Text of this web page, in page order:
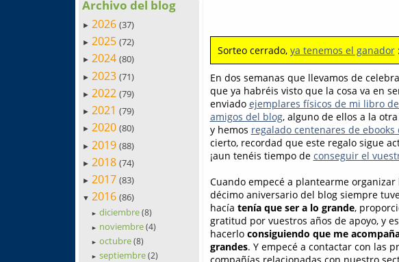
Archivo del blog
► 2026 (37)
► 2025 (72)
► 2024 (80)
► 2023 (71)
► 2022 (79)
► 2021 (79)
► 2020 (80)
► 2019 (88)
► 2018 (74)
► 2017 (83)
▼ 2016 (86)
► diciembre(8)
► noviembre(4)
► octubre(8)
► septiembre(2)
Sorteo cerrado, ya tenemos el ganador
En dos semanas que llevamos de
que ya habréis visto que la cosa va en
enviado ejemplares físicos de mi libro
amigos del blog, alguno de ellos a la
y hemos regalado centenares de ebooks
cierto, recordad que este regalo sigue
¡aun tenéis tiempo de conseguir el
Cuando empecé a plantearme
décimo aniversario del blog siempre
hacía tenía que ser a lo grande,
gratitud por vuestros años de apoyo, y
hacerlo consiguiendo que me
grandes. Y empecé a contactar con las